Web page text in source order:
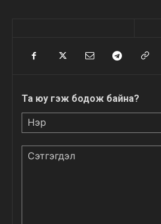
Та юу гэж бодож байна?